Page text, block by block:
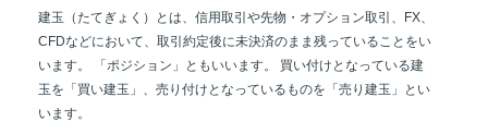
建玉（たてぎょく）とは、信用取引や先物・オプション取引、FX、
CFDなどにおいて、取引約定後に未決済のまま残っていることをい
います。 「ポジション」ともいいます。 買い付けとなっている建
玉を「買い建玉」、売り付けとなっているものを「売り建玉」とい
います。